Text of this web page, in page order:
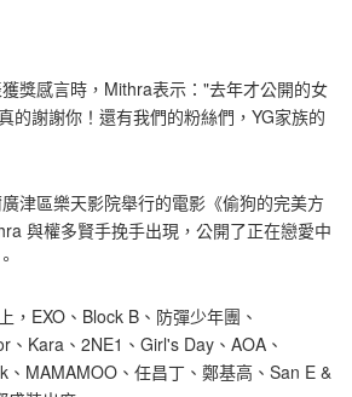
獎感言時，Mithra表示："去年才公開的女
的謝謝你！還有我們的粉絲們，YG家族的
津區樂天影院舉行的電影《偷狗的完美方
與權多賢手挽手出現，公開了正在戀愛中
，EXO、Block B、防彈少年團、
、Kara、2NE1、Girl's Day、AOA、
、MAMAMOO、任昌丁、鄭基高、San E &